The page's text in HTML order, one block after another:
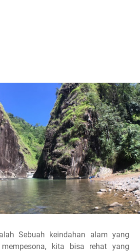
Sebuah keindahan alam yang
kita bisa rehat yang